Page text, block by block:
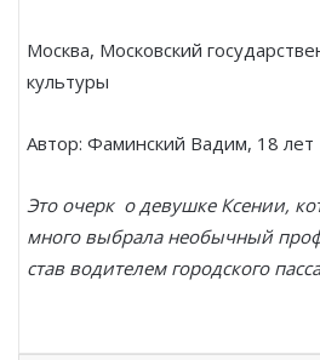
Москва, Московский
культуры
Автор: Фаминский Вадим, 18 лет
Это очерк о девушке Ксении,
много выбрала необычный
став водителем городского